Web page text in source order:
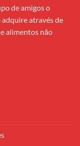
de amigos o
através de
alimentos não